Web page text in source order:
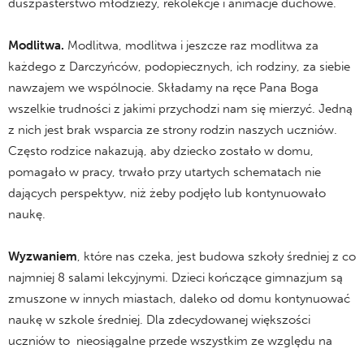
duszpasterstwo młodzieży, rekolekcje i animacje duchowe.
Modlitwa. Modlitwa, modlitwa i jeszcze raz modlitwa za
każdego z Darczyńców, podopiecznych, ich rodziny, za siebie
nawzajem we wspólnocie. Składamy na ręce Pana Boga
wszelkie trudności z jakimi przychodzi nam się mierzyć. Jedną
z nich jest brak wsparcia ze strony rodzin naszych uczniów.
Często rodzice nakazują, aby dziecko zostało w domu,
pomagało w pracy, trwało przy utartych schematach nie
dających perspektyw, niż żeby podjęło lub kontynuowało
naukę.
Wyzwaniem, które nas czeka, jest budowa szkoły średniej z co
najmniej 8 salami lekcyjnymi. Dzieci kończące gimnazjum są
zmuszone w innych miastach, daleko od domu kontynuować
naukę w szkole średniej. Dla zdecydowanej większości
uczniów to nieosiągalne przede wszystkim ze względu na